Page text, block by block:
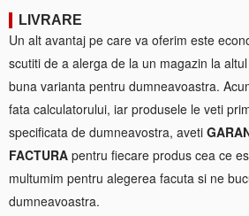
LIVRARE
Un alt avantaj pe care va oferim este
scutiti de a alerga de la un magazin la
buna varianta pentru dumneavoastra.
fata calculatorului, iar produsele le veti
specificata de dumneavostra, aveti
FACTURA pentru fiecare produs cea ce
multumim pentru alegerea facuta si ne
dumneavoastra.